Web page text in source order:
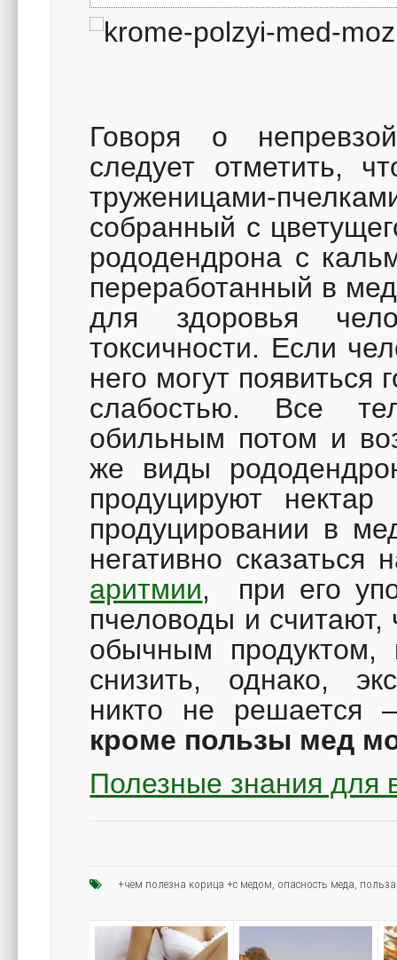
Говоря о
следует отметить,
труженицами-
собранный с
рододендрона с
переработанный в
для здоровья
токсичности. Если
него могут появиться
слабостью. Все
обильным потом и
же виды
продуцируют
продуцировании в
негативно
аритмии, при его
пчеловоды и
обычным
снизить, однако,
никто не решается
кроме пользы мед
Полезные знания для
+чем полезна корица +с медом, опасность меда,